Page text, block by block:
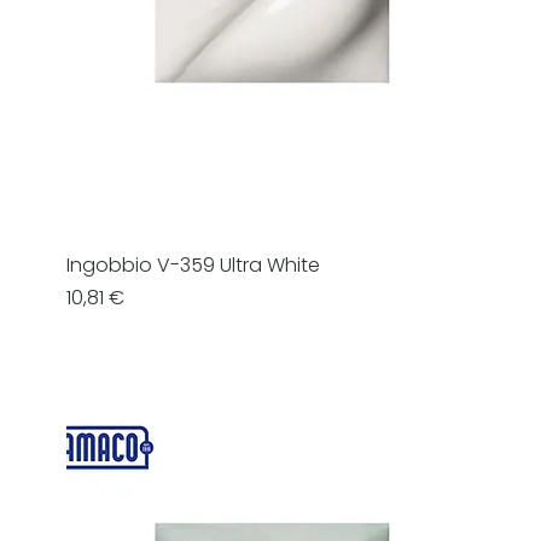
Ingobbio V-359 Ultra White
Prezzo
10,81 €